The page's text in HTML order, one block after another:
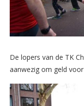
De lopers van de TK
aanwezig om geld